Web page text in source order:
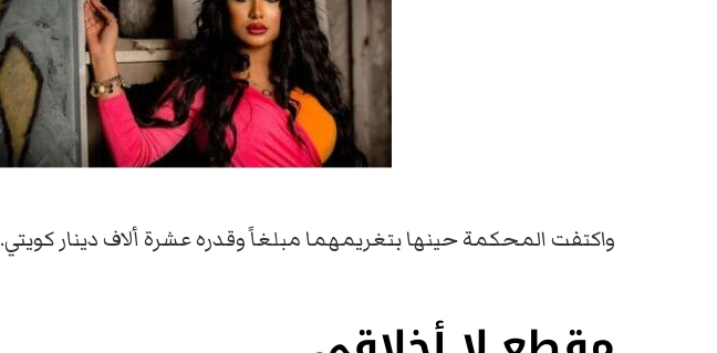
واكتفت المحكمة حينها بتغريمهما مبلغاً وقدره عشرة ألاف دينار كويتي.